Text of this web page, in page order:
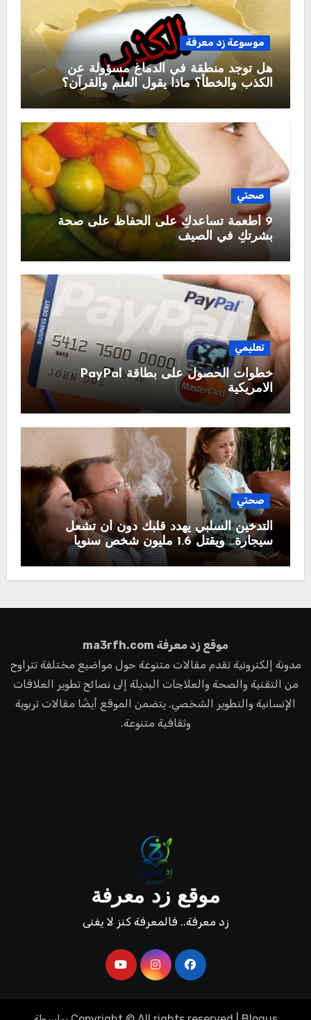
موسوعة زد معرفة
هل توجد منطقة في الدماغ مسؤولة عن
الكذب والخطأ؟ ماذا يقول العلم والقرآن؟
صحتي
9 أطعمة تساعدكِ على الحفاظ على صحة
بشرتكِ في الصيف
تعليمي
خطوات الحصول على بطاقة PayPal
الامريكية
صحتي
التدخين السلبي يهدد قلبك دون أن تشعل
سيجارة.. ويقتل 1.6 مليون شخص سنويا
موقع زد معرفة ma3rfh.com
مدونة إلكترونية تقدم مقالات متنوعة حول مواضيع مختلفة تتراوح
من التقنية والصحة والعلاجات البديلة إلى نصائح تطوير العلاقات
الإنسانية والتطوير الشخصي. يتضمن الموقع أيضًا مقالات تربوية
وثقافية متنوعة.
موقع زد معرفة
زد معرفة.. فالمعرفة كنز لا يفنى